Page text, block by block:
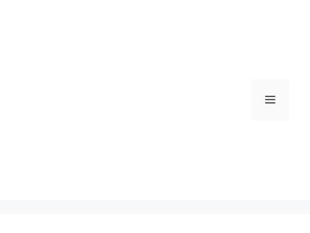
Menu